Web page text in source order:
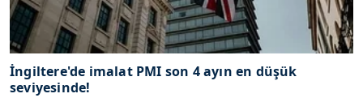
İngiltere'de imalat PMI son 4 ayın en düşük
seviyesinde!